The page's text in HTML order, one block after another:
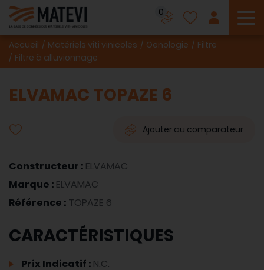
0
Accueil Matériels viti vinicoles Oenologie
Filtre
Filtre à alluvionnage
ELVAMAC TOPAZE 6
Ajouter au comparateur
Constructeur : ELVAMAC
Marque : ELVAMAC
Référence : TOPAZE 6
CARACTÉRISTIQUES
Prix Indicatif : N.C.